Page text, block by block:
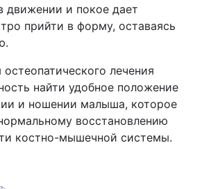
движении и покое дает
прийти в форму, оставаясь
лечения
найти удобное положение
и ношении малыша, которое
восстановлению
костно-мышечной системы.